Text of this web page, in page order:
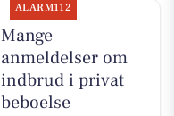
ALARM112
Mange
anmeldelser om
indbrud i privat
beboelse